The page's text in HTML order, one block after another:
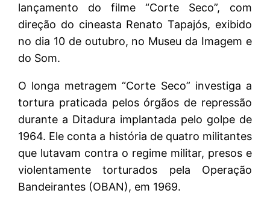
lançamento do filme “Corte Seco”, com
direção do cineasta Renato Tapajós, exibido
no dia 10 de outubro, no Museu da Imagem e
do Som.
O longa metragem “Corte Seco” investiga a
tortura praticada pelos órgãos de repressão
durante a Ditadura implantada pelo golpe de
1964. Ele conta a história de quatro militantes
que lutavam contra o regime militar, presos e
violentamente torturados pela Operação
Bandeirantes (OBAN), em 1969.